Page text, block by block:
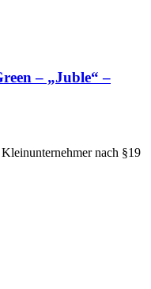
– „Juble“ –
nach §19